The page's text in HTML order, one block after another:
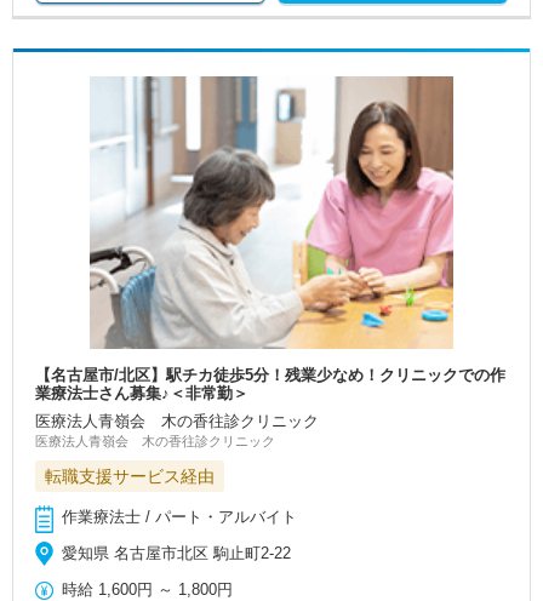
【名古屋市/北区】駅チカ徒歩5分！残業少なめ！クリニックでの作
業療法士さん募集♪＜非常勤＞
医療法人青嶺会 木の香往診クリニック
医療法人青嶺会 木の香往診クリニック
転職支援サービス経由
作業療法士 / パート・アルバイト
愛知県 名古屋市北区 駒止町2-22
時給 1,600円 ～ 1,800円